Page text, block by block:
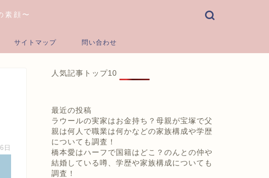
素顔〜
サイトマップ 問い合わせ
日
人気記事トップ10
最近の投稿
ラウールの実家はお金持ち？母親が宝塚で父
親は何人で職業は何かなどの家族構成や学歴
についても調査！
橋本愛はハーフで国籍はどこ？のんとの仲や
結婚している噂、学歴や家族構成についても
調査！